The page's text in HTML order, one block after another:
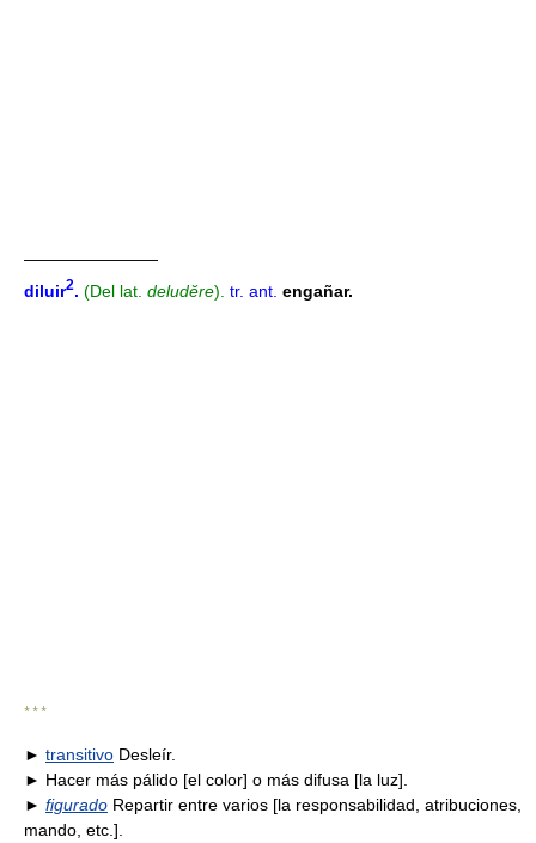
————————
diluir2. (Del lat. deludĕre). tr. ant. engañar.
* * *
► transitivo Desleír.
► Hacer más pálido [el color] o más difusa [la luz].
► figurado Repartir entre varios [la responsabilidad, atribuciones,
mando, etc.].